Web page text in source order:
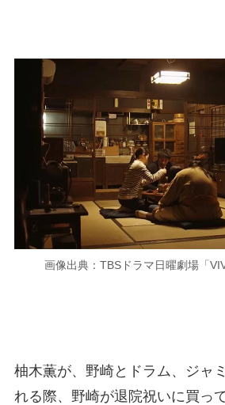
画像出典：TBSドラマ日曜劇場「
柚木薫が、野崎とドラム、ジャ
れる際、野崎が退院祝いに買っ